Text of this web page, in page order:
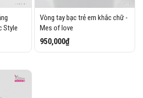
Style
Vòng tay bạc trẻ em khắc chữ -
Mes of love
950,000₫